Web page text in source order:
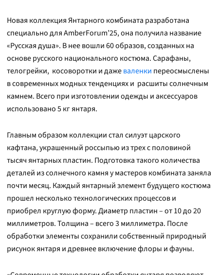
Новая коллекция Янтарного комбината разработана
специально для AmberForum’25, она получила название
«Русская душа». В нее вошли 60 образов, созданных на
основе русского национального костюма. Сарафаны,
телогрейки, косоворотки и дажеваленки переосмыслены
в современных модных тенденциях и расшиты солнечным
камнем. Всего при изготовлении одежды и аксессуаров
использовано 5 кг янтаря.
Главным образом коллекции стал силуэт царского
кафтана, украшенный россыпью из трех с половиной
тысяч янтарных пластин. Подготовка такого количества
деталей из солнечного камня у мастеров комбината заняла
почти месяц. Каждый янтарный элемент будущего костюма
прошел несколько технологических процессов и
приобрел круглую форму. Диаметр пластин – от 10 до 20
миллиметров. Толщина – всего 3 миллиметра. После
обработки элементы сохранили собственный природный
рисунок янтаря и древнее включение флоры и фауны.